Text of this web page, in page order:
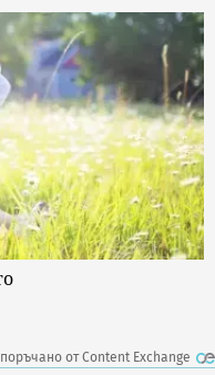
от Content Exchange